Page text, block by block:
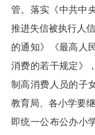
管。落实《中共中
推进失信被执行人
的通知》《最高人
消费的若干规定》
制高消费人员的子
教育局、各小学要
即统一公布公办小